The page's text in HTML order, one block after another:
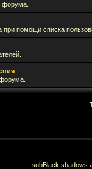
форума.
помощи списка
subBlack shadows